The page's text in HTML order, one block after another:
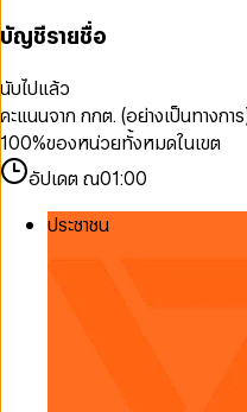
บัญชีรายชื่อ
นับไปแล้ว
คะแนนจาก กกต. (อย่างเป็นทางกา
100%ของหน่วยทั้งหมดในเขต
อัปเดต ณ01:00
ประชาชน